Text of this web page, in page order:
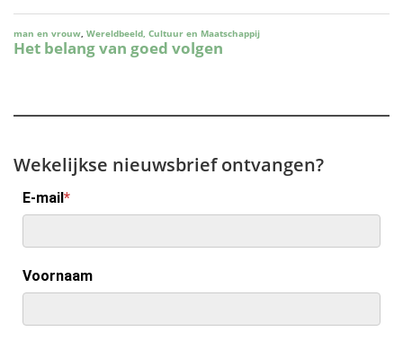
Wekelijkse nieuwsbrief ontvangen?